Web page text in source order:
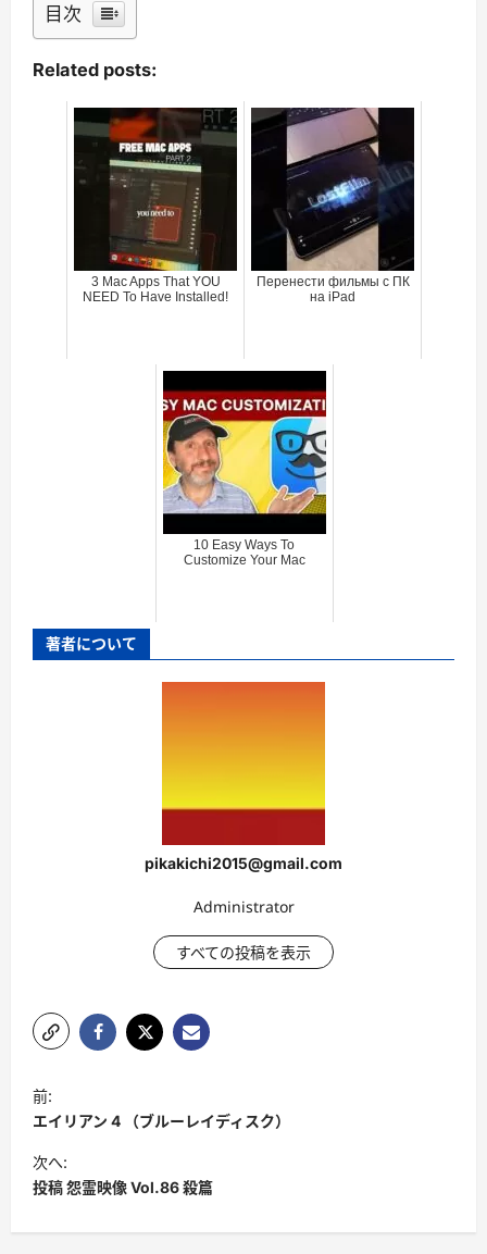
目次
Related posts:
3 Mac Apps That YOU
NEED To Have Installed!
Перенести фильмы с ПК
на iPad
10 Easy Ways To
Customize Your Mac
著者について
pikakichi2015@gmail.com
Administrator
すべての投稿を表示
投
稿
ナ
ビ
前:
エイリアン 4 （ブルーレイディスク）
次へ:
投稿 怨霊映像 Vol.86 殺篇